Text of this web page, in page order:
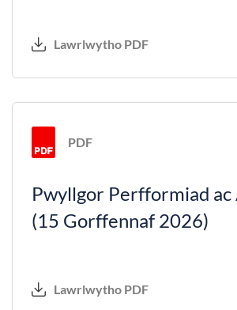
Lawrlwytho PDF
PDF
Pwyllgor Perfformiad ac
(15 Gorffennaf 2026)
Lawrlwytho PDF